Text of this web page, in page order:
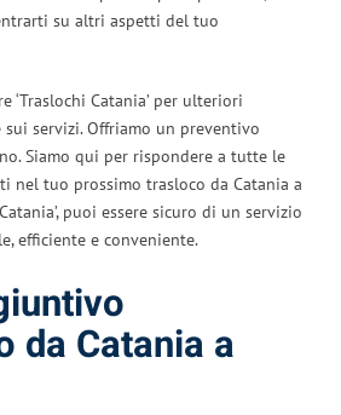
su altri aspetti del tuo
‘Traslochi Catania’ per ulteriori
servizi. Offriamo un preventivo
Siamo qui per rispondere a tutte le
nel tuo prossimo trasloco da Catania a
puoi essere sicuro di un servizio
efficiente e conveniente.
da Catania a